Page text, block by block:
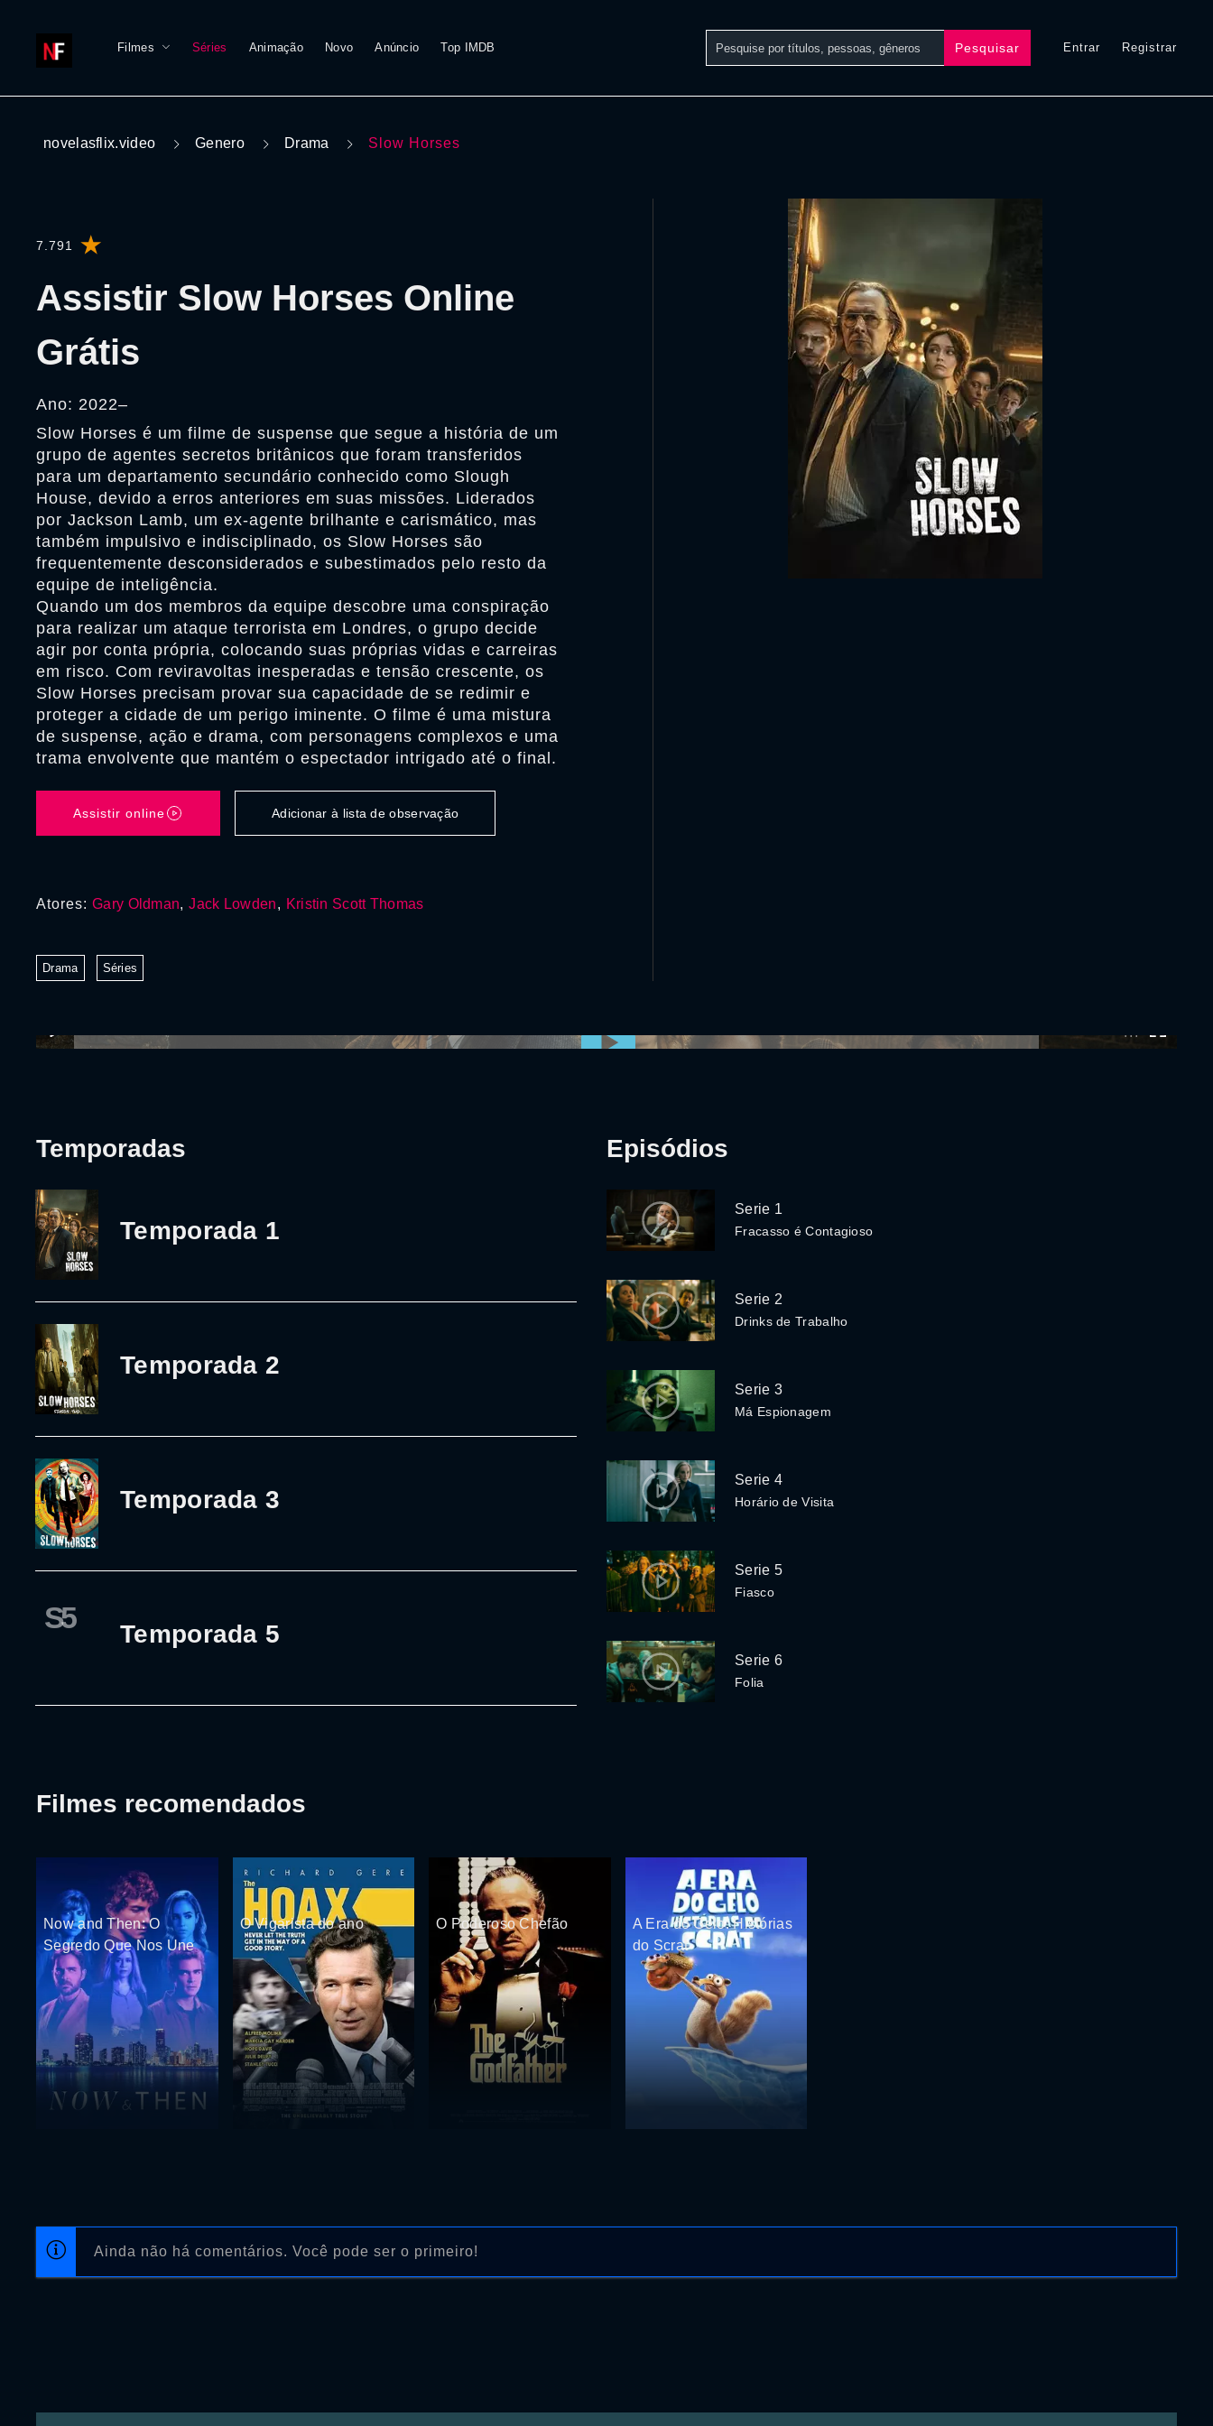
Filmes Séries Animação Novo Anúncio Top IMDB Pesquisar Entrar Registrar
novelasflix.video Genero Drama Slow Horses
7.791
Assistir Slow Horses Online
Grátis
Ano: 2022–
Slow Horses é um filme de suspense que segue a história de um
grupo de agentes secretos britânicos que foram transferidos
para um departamento secundário conhecido como Slough
House, devido a erros anteriores em suas missões. Liderados
por Jackson Lamb, um ex-agente brilhante e carismático, mas
também impulsivo e indisciplinado, os Slow Horses são
frequentemente desconsiderados e subestimados pelo resto da
equipe de inteligência.
Quando um dos membros da equipe descobre uma conspiração
para realizar um ataque terrorista em Londres, o grupo decide
agir por conta própria, colocando suas próprias vidas e carreiras
em risco. Com reviravoltas inesperadas e tensão crescente, os
Slow Horses precisam provar sua capacidade de se redimir e
proteger a cidade de um perigo iminente. O filme é uma mistura
de suspense, ação e drama, com personagens complexos e uma
trama envolvente que mantém o espectador intrigado até o final.
Assistir online Adicionar à lista de observação
Atores: Gary Oldman,Jack Lowden, Kristin Scott Thomas
Drama Séries
Temporadas
Temporada 1
Temporada 2
Temporada 3
S5 Temporada 5
Episódios
Serie 1
Fracasso é Contagioso
Serie 2
Drinks de Trabalho
Serie 3
Má Espionagem
Serie 4
Horário de Visita
Serie 5
Fiasco
Serie 6
Folia
Ainda não há comentários. Você pode ser o primeiro!
Filmes recomendados
Now and Then: O
Segredo Que Nos Une
O Vigarista do ano O Poderoso Chefão
A Era do Gelo: Histórias
do Scrat